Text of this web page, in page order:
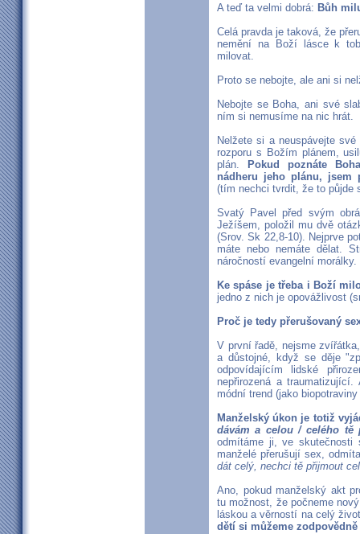
A teď ta velmi dobrá: Bůh
Celá pravda je taková, že
nemění na Boží lásce k
milovat.
Proto se nebojte, ale ani si
Nebojte se Boha, ani své
ním si nemusíme na nic hrát.
Nelžete si a neuspávejte
rozporu s Božím plánem,
plán.
Pokud poznáte
nádheru jeho plánu, jsem
(tím nechci tvrdit, že to půjde
Svatý Pavel před svým
Ježíšem, položil mu dvě
(Srov. Sk 22,8-10). Nejprve
máte nebo nemáte dělat.
náročností evangelní morálky.
Ke spáse je třeba i Boží
jedno z nich je opovážlivost
Proč je tedy přerušovaný
V první řadě, nejsme
a důstojné, když se děje
odpovídajícím lidské
nepřirozená a
módní trend (jako
Manželský úkon je totiž
dávám a celou / celého tě
odmítáme ji, ve skutečnosti
manželé přerušují sex,
dát celý, nechci tě přijmout
Ano, pokud manželský akt
tu možnost, že počneme
láskou a věrností na celý
dětí si můžeme